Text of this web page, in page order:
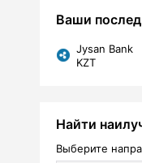
Ваши
Jysan Bank
KZT
Найти
Выберите